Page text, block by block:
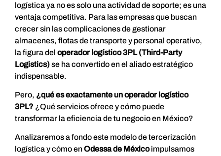
logística ya no es solo una actividad de soporte; es una
ventaja competitiva. Para las empresas que buscan
crecer sin las complicaciones de gestionar
almacenes, flotas de transporte y personal operativo,
la figura del operador logístico 3PL (Third-Party
Logistics)se ha convertido en el aliado estratégico
indispensable.
Pero, ¿qué es exactamente un operador logístico
3PL? ¿Qué servicios ofrece y cómo puede
transformar la eficiencia de tu negocio en México?
Analizaremos a fondo este modelo de tercerización
logística y cómo enOdessa de Méxicoimpulsamos